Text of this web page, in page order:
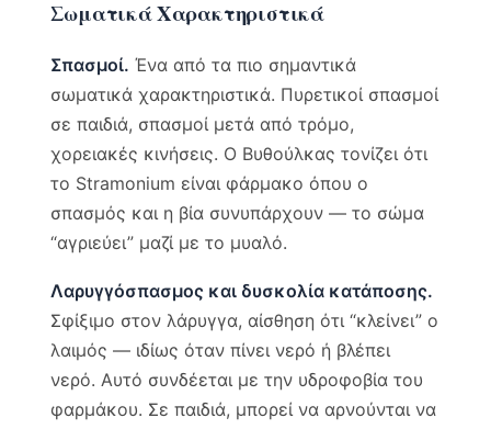
Σωματικά Χαρακτηριστικά
Σπασμοί. Ένα από τα πιο σημαντικά
σωματικά χαρακτηριστικά. Πυρετικοί σπασμοί
σε παιδιά, σπασμοί μετά από τρόμο,
χορειακές κινήσεις. Ο Βυθούλκας τονίζει ότι
το Stramonium είναι φάρμακο όπου ο
σπασμός και η βία συνυπάρχουν — το σώμα
“αγριεύει” μαζί με το μυαλό.
Λαρυγγόσπασμος και δυσκολία κατάποσης.
Σφίξιμο στον λάρυγγα, αίσθηση ότι “κλείνει” ο
λαιμός — ιδίως όταν πίνει νερό ή βλέπει
νερό. Αυτό συνδέεται με την υδροφοβία του
φαρμάκου. Σε παιδιά, μπορεί να αρνούνται να